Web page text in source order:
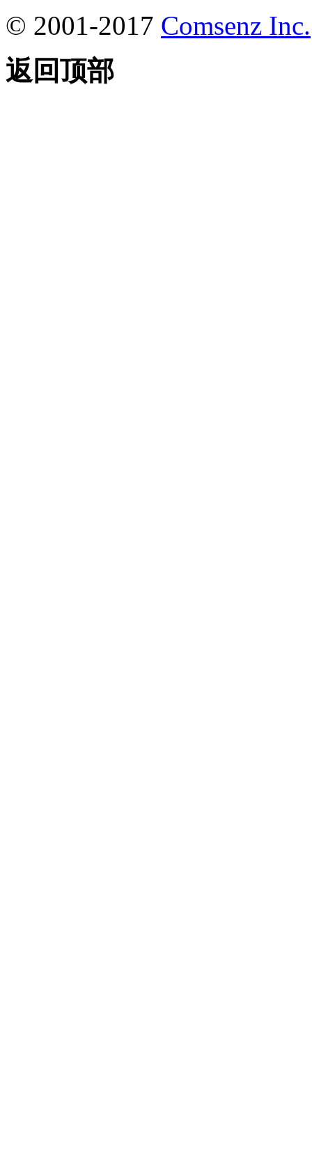
© 2001-2017 Comsenz Inc.
返回顶部